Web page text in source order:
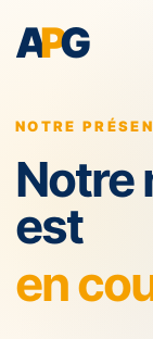
APG
NOTRE
Notre
est
en